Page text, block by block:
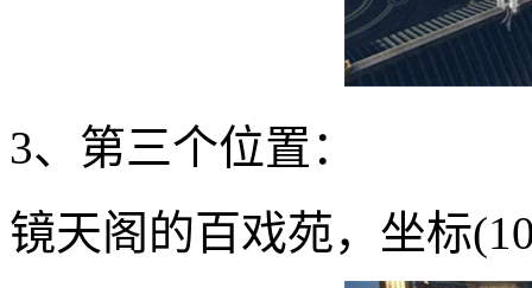
3、第三个位置：
镜天阁的百戏苑，坐标